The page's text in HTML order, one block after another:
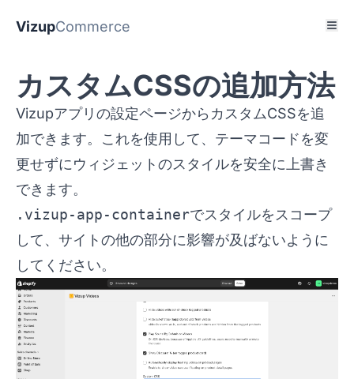
VizupCommerce
カスタムCSSの追加方法
Vizupアプリの設定ページからカスタムCSSを追
加できます。これを使用して、テーマコードを変
更せずにウィジェットのスタイルを安全に上書き
できます。
.vizup-app-containerでスタイルをスコープ
して、サイトの他の部分に影響が及ばないように
してください。